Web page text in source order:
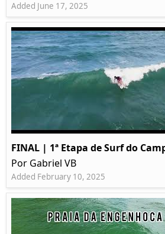
Added June 17, 2025
FINAL | 1ª Etapa de Surf do
Por Gabriel VB
Added February 10, 2025